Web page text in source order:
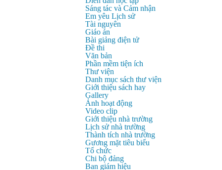
Sáng tác và Cảm nhận
Em yêu Lịch sử
Tài nguyên
Giáo án
Bài giảng điện tử
Đề thi
Văn bản
Phần mềm tiện ích
Thư viện
Danh mục sách thư viện
Giới thiệu sách hay
Gallery
Ảnh hoạt động
Video clip
Giới thiệu nhà trường
Lịch sử nhà trường
Thành tích nhà trường
Gương mặt tiêu biểu
Tổ chức
Chi bộ đảng
Ban giám hiệu